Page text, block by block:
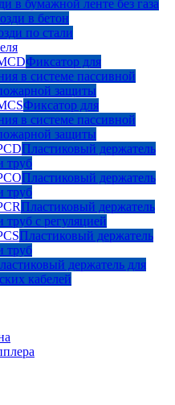
в бумажной ленте без газа
в бетон
по стали
Фиксатор для
в системе пассивной
защиты
Фиксатор для
в системе пассивной
защиты
Пластиковый держатель
труб
Пластиковый держатель
труб
Пластиковый держатель
труб с регуляцией
Пластиковый держатель
труб
держатель для
кабелей